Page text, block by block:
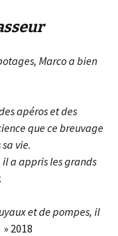
Marco a bien
apéros et des
que ce breuvage
vie.
a appris les grands
et de pompes, il
» 2018